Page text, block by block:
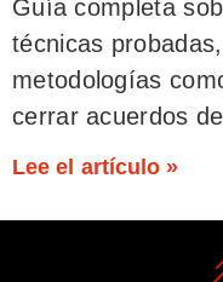
Guía completa
técnicas
metodologías
cerrar acuerdos
Lee el artículo »